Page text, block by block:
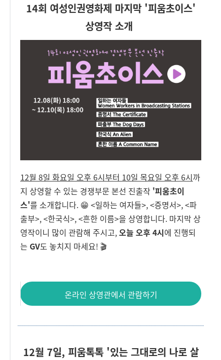
14회 여성인권영화제 마지막 '피움초이스'
상영작소개
12월 8일 화요일 오후 6시부터 10일 목요일 오후 6시까
지 상영할 수 있는 경쟁부문 본선 진출작 '피움초이
스'를 소개합니다. 😁 <일하는 여자들>, <증명서>, <파
출부>, <한국식>, <흔한 이름>을 상영합니다. 마지막 상
영작이니 많이 관람해 주시고,오늘 오후 4시에 진행되
는 GV도 놓치지 마세요! 🎬
온라인 상영관에서 관람하기
12월 7일, 피움톡톡 '있는 그대로의 나로 살